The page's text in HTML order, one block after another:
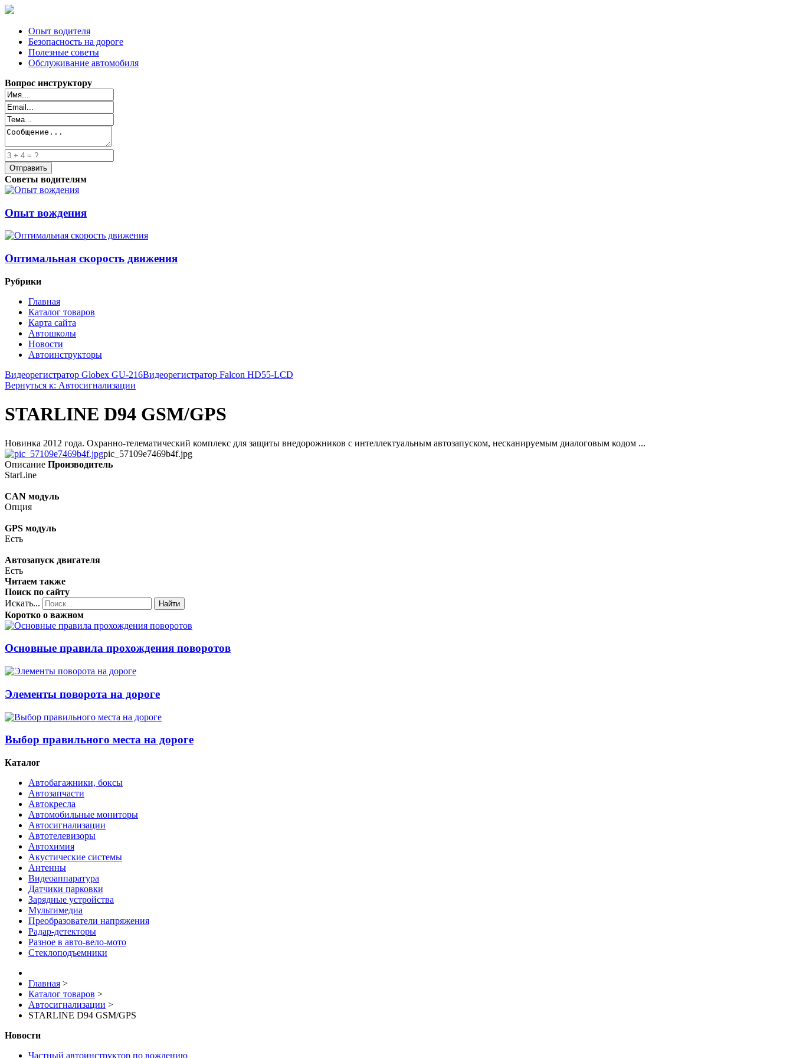
Опыт водителя
Безопасность на дороге
Полезные советы
Обслуживание автомобиля
Вопрос инструктору
Советы водителям
Опыт вождения
Оптимальная скорость движения
Рубрики
Главная
Каталог товаров
Карта сайта
Автошколы
Новости
Автоинструкторы
Видеорегистратор Globex GU-216Видеорегистратор Falcon HD55-LCD
Вернуться к: Автосигнализации
STARLINE D94 GSM/GPS
Новинка 2012 года. Охранно-телематический комплекс для защиты внедорожников с интеллектуальным автозапуском, несканируемым диалоговым кодом ...
pic_57109e7469b4f.jpg
Описание Производитель
StarLine
CAN модуль
Опция
GPS модуль
Есть
Автозапуск двигателя
Есть
Читаем также
Поиск по сайту
Искать...
Найти
Коротко о важном
Основные правила прохождения поворотов
Элементы поворота на дороге
Выбор правильного места на дороге
Каталог
Автобагажники, боксы
Автозапчасти
Автокресла
Автомобильные мониторы
Автосигнализации
Автотелевизоры
Автохимия
Акустические системы
Антенны
Видеоаппаратура
Датчики парковки
Зарядные устройства
Мультимедиа
Преобразователи напряжения
Радар-детекторы
Разное в авто-вело-мото
Стеклоподъемники
Главная >
Каталог товаров >
Автосигнализации >
STARLINE D94 GSM/GPS
Новости
Частный автоинструктор по вождению